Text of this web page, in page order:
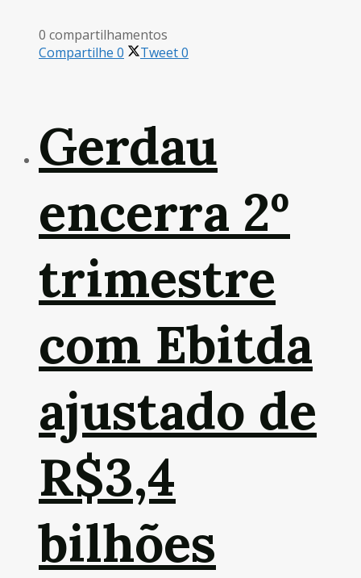
0 compartilhamentos
Compartilhe 0 Tweet0
Gerdau
encerra 2º
trimestre
com Ebitda
ajustado de
R$3,4
bilhões